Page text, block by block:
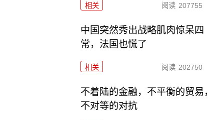
相关 阅读 207755
中国突然秀出战略肌肉惊呆四
常，法国也慌了
相关 阅读 202750
不着陆的金融，不平衡的贸易，
不对等的对抗